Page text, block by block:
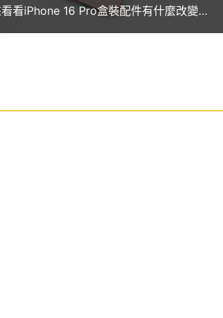
對焦也支援微距攝影，搭配空間拍攝功
Pro 上盡情欣賞。望遠鏡頭則是支援
）
看iPhone 16 Pro盒裝配件有什麼改變？